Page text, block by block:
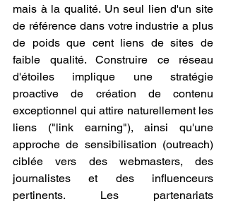
mais à la qualité. Un seul lien d'un site
de référence dans votre industrie a plus
de poids que cent liens de sites de
faible qualité. Construire ce réseau
d'étoiles implique une stratégie
proactive de création de contenu
exceptionnel qui attire naturellement les
liens ("link earning"), ainsi qu'une
approche de sensibilisation (outreach)
ciblée vers des webmasters, des
journalistes et des influenceurs
pertinents. Les partenariats